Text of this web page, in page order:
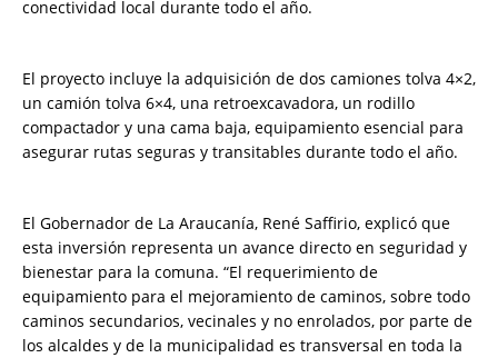
conectividad local durante todo el año.
El proyecto incluye la adquisición de dos camiones tolva 4×2,
un camión tolva 6×4, una retroexcavadora, un rodillo
compactador y una cama baja, equipamiento esencial para
asegurar rutas seguras y transitables durante todo el año.
El Gobernador de La Araucanía, René Saffirio, explicó que
esta inversión representa un avance directo en seguridad y
bienestar para la comuna. “El requerimiento de
equipamiento para el mejoramiento de caminos, sobre todo
caminos secundarios, vecinales y no enrolados, por parte de
los alcaldes y de la municipalidad es transversal en toda la